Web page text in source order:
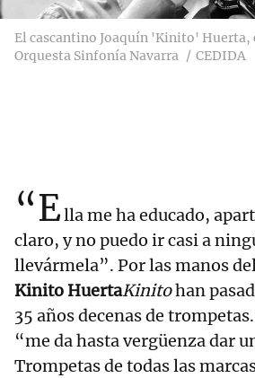
El cascantino Joaquín 'Kinito' Huerta,
Orquesta Sinfonía Navarra
CEDIDA
“Ella me ha educado,
claro, y no puedo ir casi a
llevármela”. Por las manos
Kinito HuertaKinitohan
35 años decenas de
“me da hasta vergüenza dar
Trompetas de todas las